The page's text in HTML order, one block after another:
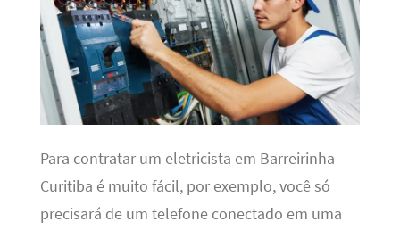
Para contratar um eletricista em Barreirinha –
Curitiba é muito fácil, por exemplo, você só
precisará de um telefone conectado em uma